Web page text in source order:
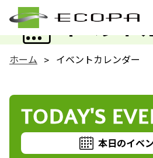
イベント
EVENT
ホーム イベントカレンダー
TODAY'S
本日のイベ